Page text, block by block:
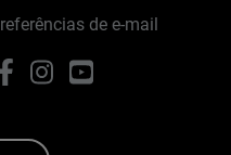
de e-mail
FacebookInstagramYouTube